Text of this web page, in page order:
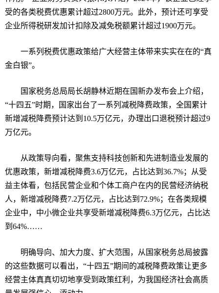
受的各类税费优惠累计超过2800万元。此外，预计还可享受
企业所得税研发加计扣除及减免税额累计超过1900万元。
一系列税费优惠政策给广大经营主体带来实实在在的“真
金白银”。
国家税务总局局长胡静林近期在国新办发布会上介绍，
“十四五”时期，国家出台了一系列减税降费政策，全国累计
新增减税降费预计达到 10.5万亿元，办理出口退税预计超过9
万亿元。
从政策导向看，聚焦支持科技创新和先进制造业发展的
优惠政策，新增减税降费3.6万亿元，占比达到 36.7%；从受
益主体看，包括民营企业和个体工商户在内的民营经济纳税
人，新增减税降费7.2万亿元，占比达到 72.9%；在各类规模
企业中，中小微企业共享受新增减税降费6.3万亿元，占比达
到 64%……
明确导向、加大力度、扩大范围，从国家税务总局披露
的这些数据可以看出， “十四五”期间的减税降费政策让更多
经营主体真真切切地享受到政策红利，为我国经济社会高质